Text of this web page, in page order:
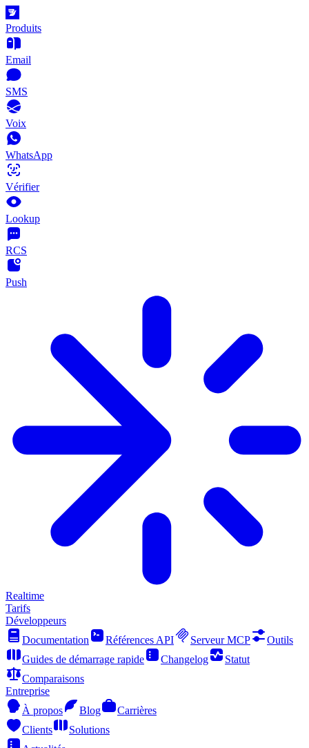
Produits
Email
SMS
Voix
WhatsApp
Vérifier
Lookup
RCS
Push
Realtime
Tarifs
Développeurs
Documentation
Références API Serveur MCP
Outils
Guides de démarrage rapide
Changelog
Statut
Comparaisons
Entreprise
À propos
Blog
Carrières
Clients
Solutions